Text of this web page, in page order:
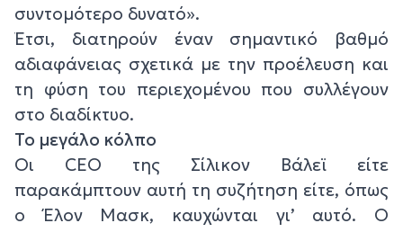
συντομότερο δυνατό».
Έτσι, διατηρούν έναν σημαντικό βαθμό
αδιαφάνειας σχετικά με την προέλευση και
τη φύση του περιεχομένου που συλλέγουν
στο διαδίκτυο.
Το μεγάλο κόλπο
Οι CEO της Σίλικον Βάλεϊ είτε
παρακάμπτουν αυτή τη συζήτηση είτε, όπως
ο Έλον Μασκ, καυχώνται γι’ αυτό. Ο